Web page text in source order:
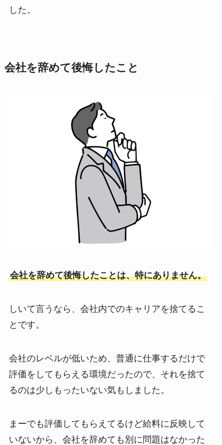
した。
会社を辞めて後悔したこと
会社を辞めて後悔したことは、特にありません。
しいて言うなら、会社内でのキャリアを捨てるこ
とです。
会社のレベルが低いため、普通に仕事するだけで
評価をしてもらえる環境だったので、それを捨て
るのは少しもったいない気もしました。
まーでも評価してもらえてるけど給料に反映して
いないから、会社を辞めても別に問題はなかった